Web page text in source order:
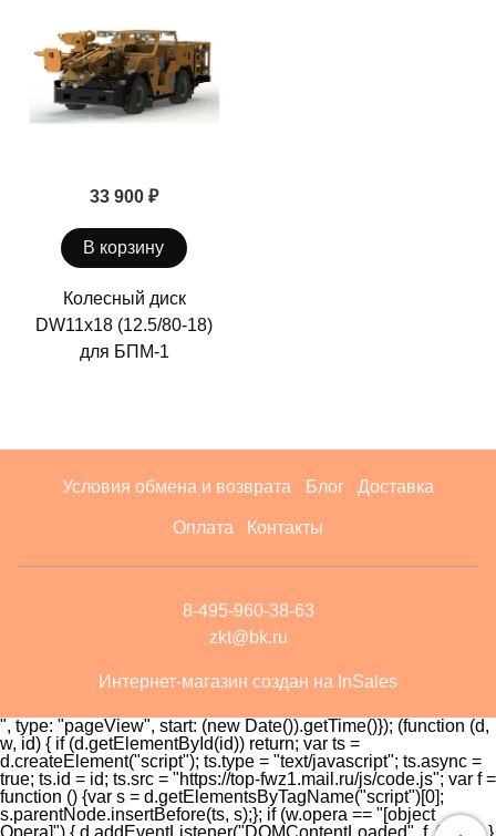
33 900 ₽
В корзину
Колесный диск
DW11x18 (12.5/80-18)
для БПМ-1
Условия обмена и возврата Блог Доставка
Оплата Контакты
8-495-960-38-63
zkt@bk.ru
Интернет-магазин создан на InSales
", type: "pageView", start: (new Date()).getTime()}); (function (d,
w, id) { if (d.getElementById(id)) return; var ts =
d.createElement("script"); ts.type = "text/javascript"; ts.async =
true; ts.id = id; ts.src = "https://top-fwz1.mail.ru/js/code.js"; var f =
function () {var s = d.getElementsByTagName("script")[0];
s.parentNode.insertBefore(ts, s);}; if (w.opera == "[object
Opera]") { d.addEventListener("DOMContentLoaded", f, false); }